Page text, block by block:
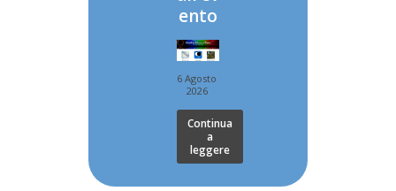
ento
6 Agosto
2026
Continua
a
leggere